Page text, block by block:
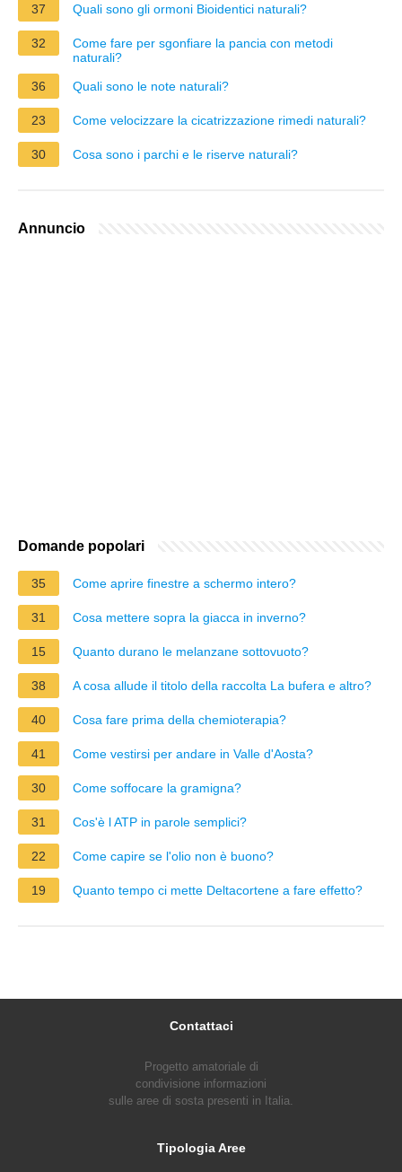
37 Quali sono gli ormoni Bioidentici naturali?
32
Come fare per sgonfiare la pancia con metodi
naturali?
36
Quali sono le note naturali?
23 Come velocizzare la cicatrizzazione rimedi naturali?
30 Cosa sono i parchi e le riserve naturali?
Annuncio
Domande popolari
35 Come aprire finestre a schermo intero?
31 Cosa mettere sopra la giacca in inverno?
15 Quanto durano le melanzane sottovuoto?
38 A cosa allude il titolo della raccolta La bufera e altro?
40 Cosa fare prima della chemioterapia?
41 Come vestirsi per andare in Valle d'Aosta?
30 Come soffocare la gramigna?
31 Cos'è l ATP in parole semplici?
22 Come capire se l'olio non è buono?
19 Quanto tempo ci mette Deltacortene a fare effetto?
Contattaci
Progetto amatoriale di
condivisione informazioni
sulle aree di sosta presenti in Italia.
Tipologia Aree